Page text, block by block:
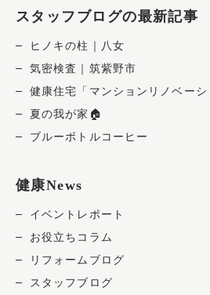
スタッフブログの最新記事
ヒノキの柱｜八女
気密検査｜筑紫野市
健康住宅「マンションリノベー
夏の我が家🏠
ブルーボトルコーヒー
健康News
イベントレポート
お役立ちコラム
リフォームブログ
スタッフブログ